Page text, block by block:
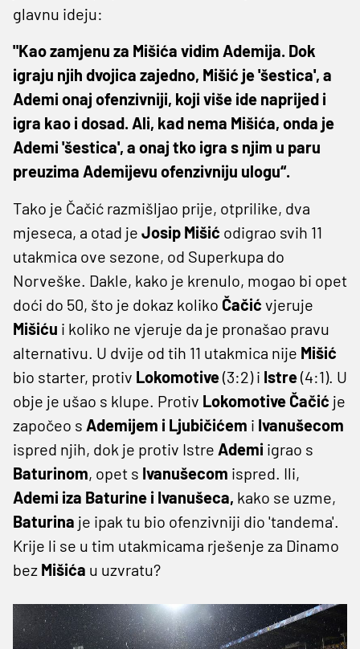
glavnu ideju:
"Kao zamjenu za Mišića vidim Ademija. Dok
igraju njih dvojica zajedno, Mišić je 'šestica', a
Ademi onaj ofenzivniji, koji više ide naprijed i
igra kao i dosad. Ali, kad nema Mišića, onda je
Ademi 'šestica', a onaj tko igra s njim u paru
preuzima Ademijevu ofenzivniju ulogu“.
Tako je Čačić razmišljao prije, otprilike, dva
mjeseca, a otad je Josip Mišić odigrao svih 11
utakmica ove sezone, od Superkupa do
Norveške. Dakle, kako je krenulo, mogao bi opet
doći do 50, što je dokaz koliko Čačić vjeruje
Mišiću i koliko ne vjeruje da je pronašao pravu
alternativu. U dvije od tih 11 utakmica nije Mišić
bio starter, protiv Lokomotive(3:2) i Istre(4:1). U
obje je ušao s klupe. Protiv Lokomotive Čačić je
započeo s Ademijem i Ljubičićem i Ivanušecom
ispred njih, dok je protiv Istre Ademi igrao s
Baturinom, opet s Ivanušecom ispred. Ili,
Ademi iza Baturine i Ivanušeca, kako se uzme,
Baturina je ipak tu bio ofenzivniji dio 'tandema'.
Krije li se u tim utakmicama rješenje za Dinamo
bez Mišića u uzvratu?